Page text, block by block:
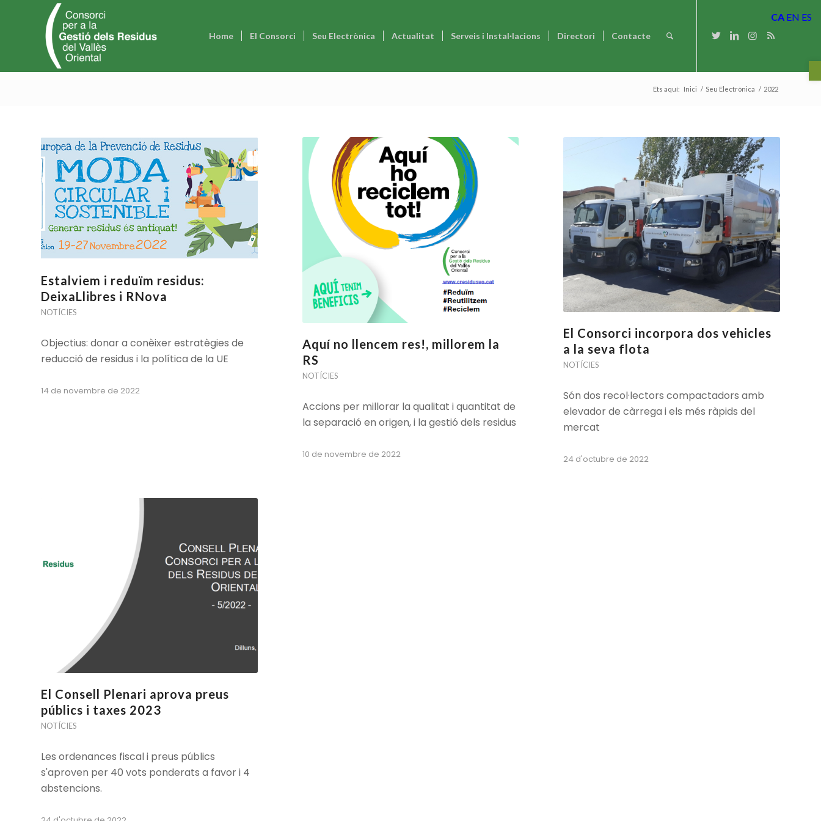
Home El Consorci Seu Electrònica Actualitat Serveis i Instal·lacions Directori Contacte
Ets aquí: Inici / Seu Electrònica / 2022
Estalviem i reduïm residus:
DeixaLlibres i RNova
NOTÍCIES
Objectius: donar a conèixer estratègies de
reducció de residus i la política de la UE
14 de novembre de 2022
Aquí no llencem res!, millorem la
RS
NOTÍCIES
Accions per millorar la qualitat i quantitat de
la separació en origen, i la gestió dels residus
10 de novembre de 2022
El Consorci incorpora dos vehicles
a la seva flota
NOTÍCIES
Són dos recol·lectors compactadors amb
elevador de càrrega i els més ràpids del
mercat
24 d'octubre de 2022
El Consell Plenari aprova preus
públics i taxes 2023
NOTÍCIES
Les ordenances fiscal i preus públics
s'aproven per 40 vots ponderats a favor i 4
abstencions.
CA EN ES